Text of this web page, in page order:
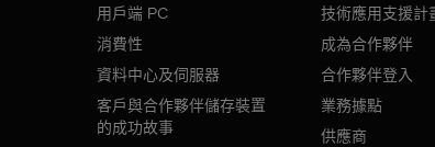
用戶端 PC
消費性
資料中心及伺服器
客戶與合作夥伴儲存裝置
的成功故事
技術應用支援計
成為合作夥伴
合作夥伴登入
業務據點
供應商